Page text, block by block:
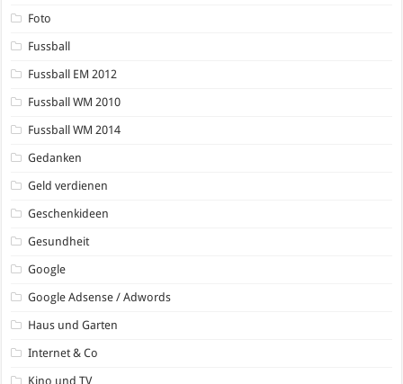
Foto
Fussball
Fussball EM 2012
Fussball WM 2010
Fussball WM 2014
Gedanken
Geld verdienen
Geschenkideen
Gesundheit
Google
Google Adsense / Adwords
Haus und Garten
Internet & Co
Kino und TV